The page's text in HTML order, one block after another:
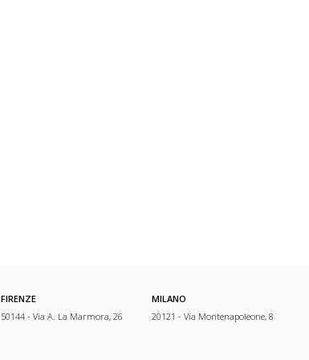
FIRENZE
50144 - Via A. La Marmora, 26
MILANO
20121 - Via Montenapoleone, 8